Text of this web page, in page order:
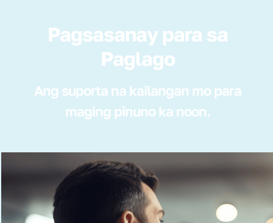
Pagsasanay para sa
Paglago
Ang suporta na kailangan mo para
maging pinuno ka noon.